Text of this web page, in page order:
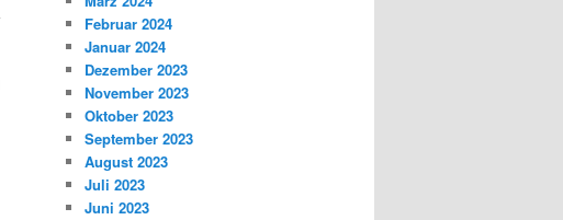
Februar 2024
Januar 2024
Dezember 2023
November 2023
Oktober 2023
September 2023
August 2023
Juli 2023
Juni 2023